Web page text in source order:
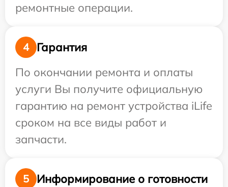
ремонтные операции.
4
Гарантия
По окончании ремонта и оплаты
услуги Вы получите официальную
гарантию на ремонт устройства iLife
сроком на все виды работ и
запчасти.
5
Информирование о готовности